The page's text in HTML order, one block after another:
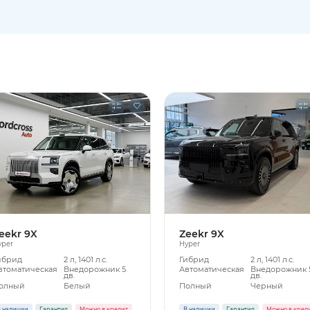
9X
2 л, 1401 л.с.
Внедорожник 5
дв.
Белый
Zeekr 9X
Hyper
Гибрид
2 л, 1401 л.с.
Автоматическая
Внедорожник
дв.
Полный
Черный